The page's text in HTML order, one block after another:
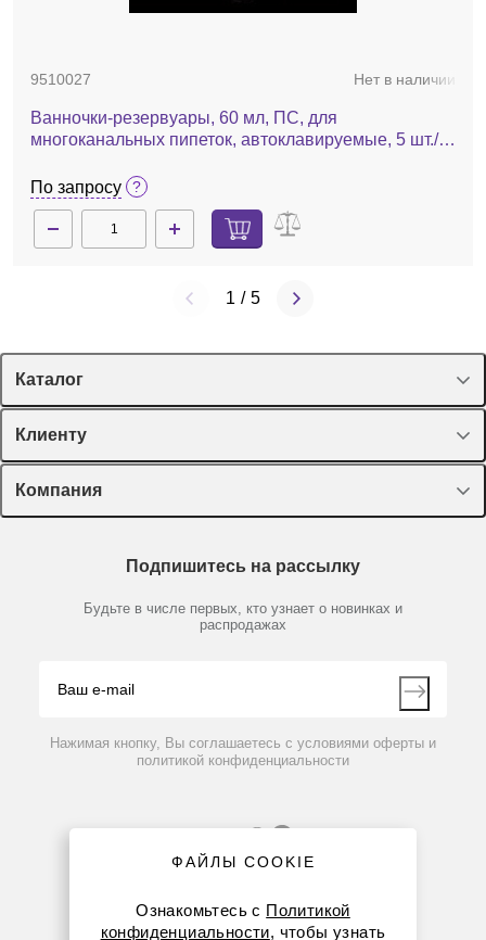
9510027 Нет в наличии
Ванночки-резервуары, 60 мл, ПС, для
многоканальных пипеток, автоклавируемые, 5 шт./
По запросу
1 / 5
Каталог
Спецпредложения
Оборудование, приборы
Пластик, стекло, принадлежности
Химические реактивы, препараты, наборы
Производители
Клиенту
Лекторий Диаэм
Доставка и оплата
Мобильное приложение
Компания
Партнеры
Контакты
Подпишитесь на рассылку
Будьте в числе первых, кто узнает о новинках и
распродажах
Нажимая кнопку, Вы соглашаетесь с условиями оферты и
политикой конфиденциальности
ФАЙЛЫ COOKIE
Ознакомьтесь с Политикой
конфиденциальности, чтобы узнать